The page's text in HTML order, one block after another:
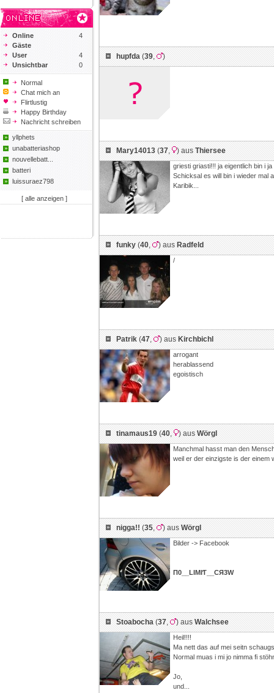
Online
4
Gäste
User
4
Unsichtbar
0
Normal
Chat mich an
Flirtlustig
Happy Birthday
Nachricht schreiben
yllphets
unabatteriashop
nouvellebatt...
batteri
luissuraez798
[ alle anzeigen ]
hupfda(39, )
Mary14013(37, ) ausThiersee
griesti griasti!!! ja eigentlich bin i
Schicksal es will bin i wieder mal
Karibik...
funky(40, ) ausRadfeld
/
Patrik(47, ) ausKirchbichl
arrogant
herablassend
egoistisch
tinamaus19(40, ) ausWörgl
Manchmal hasst man den
weil er der einzigste is der einem
nigga!!(35, ) ausWörgl
Bilder -> Facebook
П0__LIMIƬ__CЯ3W
Stoabocha(37, ) ausWalchsee
Heil!!!!
Ma nett das auf mei seitn
Normal muas i mi jo nimma fi
Jo,
und...